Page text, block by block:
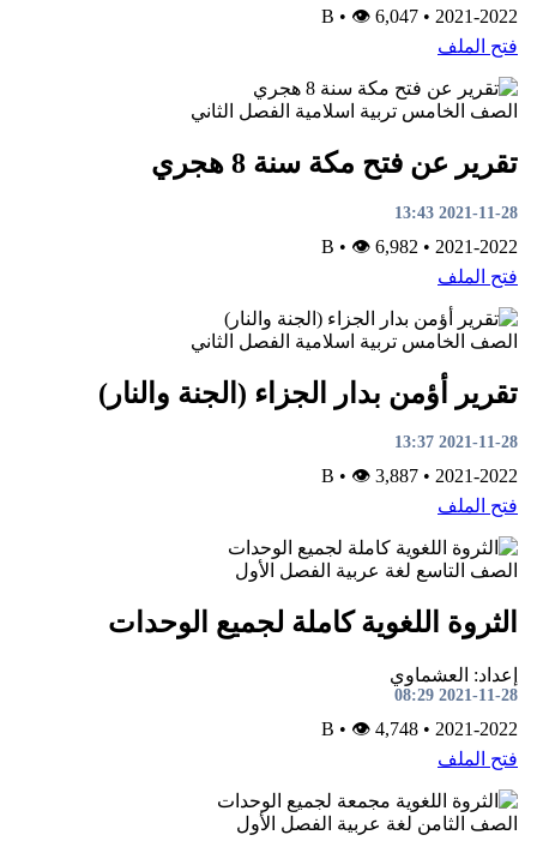
2021-2022
•
B
•👁 6,047
فتح الملف
الصف الخامس تربية اسلامية الفصل الثاني
تقرير عن فتح مكة سنة 8 هجري
2021-11-28 13:43
2021-2022
•
B
•👁 6,982
فتح الملف
الصف الخامس تربية اسلامية الفصل الثاني
تقرير أؤمن بدار الجزاء (الجنة والنار)
2021-11-28 13:37
2021-2022
•
B
•👁 3,887
فتح الملف
الصف التاسع لغة عربية الفصل الأول
الثروة اللغوية كاملة لجميع الوحدات
إعداد: العشماوي
2021-11-28 08:29
2021-2022
•
B
•👁 4,748
فتح الملف
الصف الثامن لغة عربية الفصل الأول